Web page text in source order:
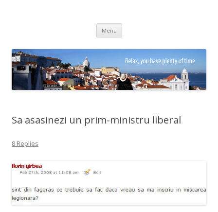
Menu Skip
content
Sa asasinezi un prim-ministru liberal
8 Replies